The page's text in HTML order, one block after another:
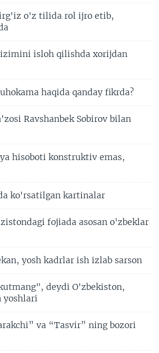
o'z tilida rol ijro etib,
isloh qilishda xorijdan
haqida qanday fikrda?
Ravshanbek Sobirov bilan
hisoboti konstruktiv emas,
ko'rsatilgan kartinalar
fojiada asosan o'zbeklar
yosh kadrlar ish izlab sarson
deydi O'zbekiston,
yoshlari
va “Tasvir” ning bozori